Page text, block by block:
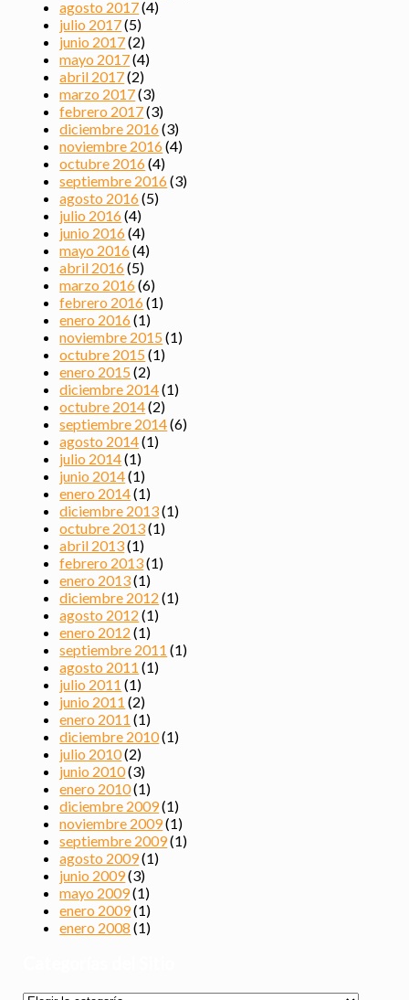
agosto 2017(4)
julio 2017(5)
junio 2017(2)
mayo 2017(4)
abril 2017(2)
marzo 2017(3)
febrero 2017(3)
diciembre 2016(3)
noviembre 2016(4)
octubre 2016(4)
septiembre 2016(3)
agosto 2016(5)
julio 2016(4)
junio 2016(4)
mayo 2016(4)
abril 2016(5)
marzo 2016(6)
febrero 2016(1)
enero 2016(1)
noviembre 2015(1)
octubre 2015(1)
enero 2015(2)
diciembre 2014(1)
octubre 2014(2)
septiembre 2014(6)
agosto 2014(1)
julio 2014(1)
junio 2014(1)
enero 2014(1)
diciembre 2013(1)
octubre 2013(1)
abril 2013(1)
febrero 2013(1)
enero 2013(1)
diciembre 2012 (1)
agosto 2012 (1)
enero 2012 (1)
septiembre 2011 (1)
agosto 2011 (1)
julio 2011 (1)
junio 2011 (2)
enero 2011 (1)
diciembre 2010(1)
julio 2010(2)
junio 2010(3)
enero 2010(1)
diciembre 2009(1)
noviembre 2009(1)
septiembre 2009(1)
agosto 2009(1)
junio 2009(3)
mayo 2009(1)
enero 2009(1)
enero 2008 (1)